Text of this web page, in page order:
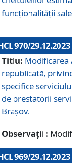
funcționalității
970/29.12.2023
Titlu: Modificarea
republicată,
specifice
de prestatorii
Brașov.
Observații :
969/29.12.2023